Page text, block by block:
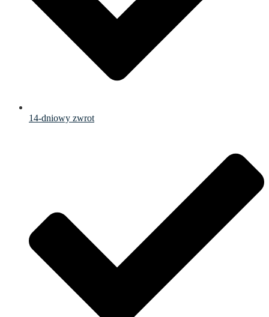
14-dniowy zwrot